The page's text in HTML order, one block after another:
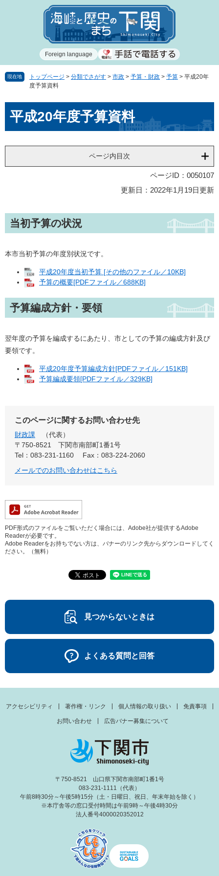
で
ば
Foreign language
現在地 トップページ > 分類でさがす > 市政 > 予算・財政 > 予算 > 平成20年
度予算資料
文平成20年度予算資料
ページ内目次
ページID：0050107
更新日：2022年1月19日更新
当初予算の状況
本市当初予算の年度別状況です。
平成20年度当初予算 [その他のファイル／10KB]
予算の概要[PDFファイル／688KB]
予算編成方針・要領
翌年度の予算を編成するにあたり、市としての予算の編成方針及び
要領です。
平成20年度予算編成方針[PDFファイル／151KB]
予算編成要領[PDFファイル／329KB]
このページに関するお問い合わせ先
財政課
代表
〒750-8521
下関市南部町1番1号
Tel：083-231-1160
Fax：083-224-2060
メールでのお問い合わせはこちら
PDF形式のファイルをご覧いただく場合には、Adobe社が提供するAdobe
Readerが必要です。
Adobe Readerをお持ちでない方は、バナーのリンク先からダウンロードしてく
ださい。（無料）
見つからないときは
よくある質問と回答
アクセシビリティ 著作権・リンク 個人情報の取り扱い 免責事項
お問い合わせ 広告バナー募集について
〒750-8521 山口県下関市南部町1番1号
083-231-1111（代表）
午前8時30分～午後5時15分（土・日曜日、祝日、年末年始を除く）
※本庁舎等の窓口受付時間は午前9時～午後4時30分
法人番号4000020352012